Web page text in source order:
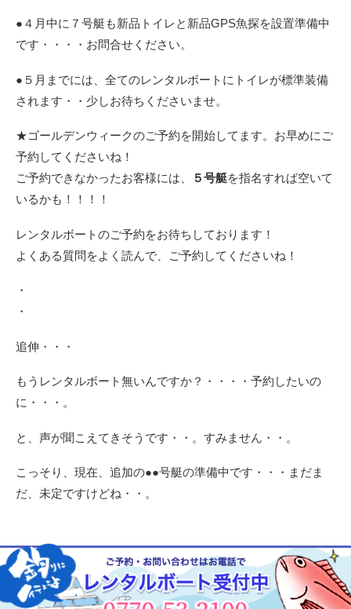
●４月中に７号艇も新品トイレと新品GPS魚探を設置準備中
です・・・・お問合せください。
●５月までには、全てのレンタルボートにトイレが標準装備
されます・・少しお待ちくださいませ。
★ゴールデンウィークのご予約を開始してます。お早めにご
予約してくださいね！
ご予約できなかったお客様には、
５号艇を指名すれば空いて
いるかも！！！！
レンタルボートのご予約をお待ちしております！
よくある質問をよく読んで、ご予約してくださいね！
・
・
追伸・・・
もうレンタルボート無いんですか？・・・・予約したいの
に・・・。
と、声が聞こえてきそうです・・。すみません・・。
こっそり、現在、追加の●●号艇の準備中です・・・まだま
だ、未定ですけどね・・。